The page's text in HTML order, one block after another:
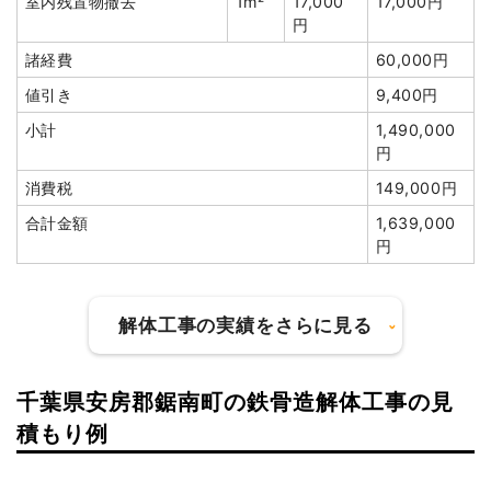
建物解体費用 413万2,475円
木造住宅75坪2階建て
75坪
55,100
円
4,132,475
円
木造住宅12坪1階建て
12坪
59,433
円
713,195円
鉄筋コンクリート造倉庫
10坪
79,433
794,330円
円
諸経費
60,000円
値引き
9,400円
小計
1,490,000
円
消費税
149,000円
合計金額
1,639,000
円
解体工事の実績をさらに見る
建物の種類/構造
千葉県安房郡鋸南町の鉄骨造解体工事の見
積もり例